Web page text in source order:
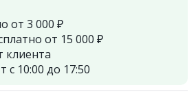
от 3 000 ₽
от 15 000 ₽
клиента
с 10:00 до 17:50